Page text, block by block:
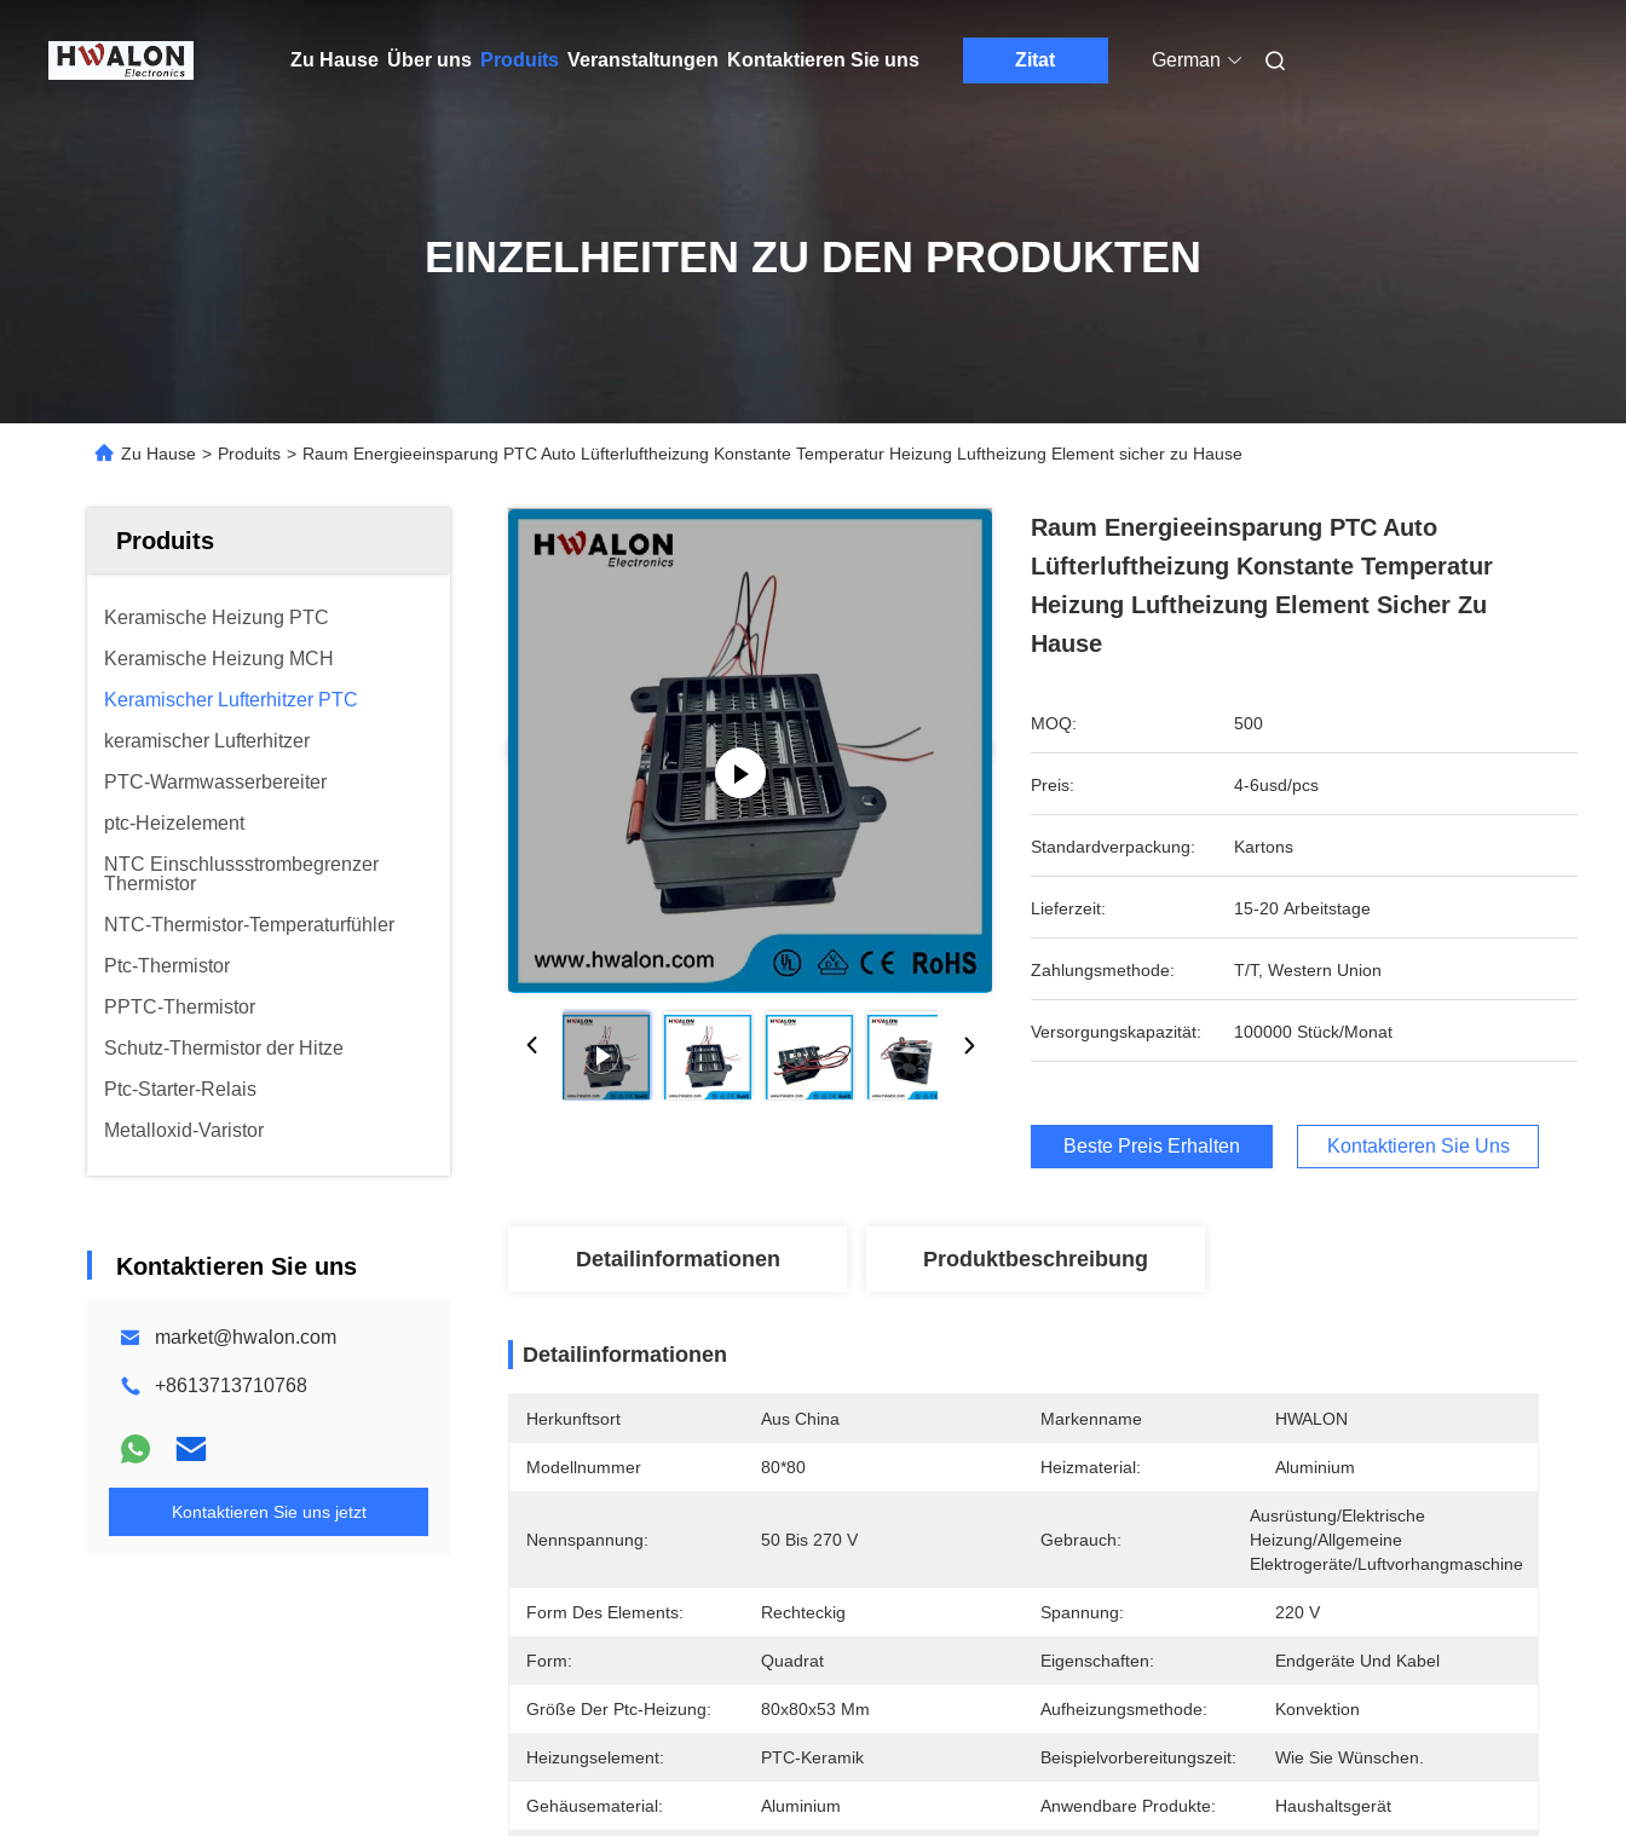
Zu Hause Über uns Produits Veranstaltungen Kontaktieren Sie uns Zitat German
EINZELHEITEN ZU DEN PRODUKTEN
Zu Hause > Produits > Raum Energieeinsparung PTC Auto Lüfterluftheizung Konstante Temperatur Heizung Luftheizung Element sicher zu Hause
Produits
Keramische Heizung PTC
Keramische Heizung MCH
Keramischer Lufterhitzer PTC
keramischer Lufterhitzer
PTC-Warmwasserbereiter
ptc-Heizelement
NTC Einschlussstrombegrenzer
Thermistor
NTC-Thermistor-Temperaturfühler
Ptc-Thermistor
PPTC-Thermistor
Schutz-Thermistor der Hitze
Ptc-Starter-Relais
Metalloxid-Varistor
Kontaktieren Sie uns
market@hwalon.com
+8613713710768
Kontaktieren Sie uns jetzt
Raum Energieeinsparung PTC Auto
Lüfterluftheizung Konstante Temperatur
Heizung Luftheizung Element Sicher Zu
Hause
MOQ: 500
Preis: 4-6usd/pcs
Standardverpackung: Kartons
Lieferzeit: 15-20 Arbeitstage
Zahlungsmethode: T/T, Western Union
Versorgungskapazität: 100000 Stück/Monat
Beste Preis Erhalten Kontaktieren Sie Uns
Detailinformationen Produktbeschreibung
Detailinformationen
Herkunftsort Aus China Markenname HWALON
Modellnummer 80*80 Heizmaterial: Aluminium
Nennspannung: 50 Bis 270 V Gebrauch:
Ausrüstung/Elektrische
Heizung/Allgemeine
Elektrogeräte/Luftvorhangmaschine
Form Des Elements: Rechteckig Spannung: 220 V
Form: Quadrat Eigenschaften: Endgeräte Und Kabel
Größe Der Ptc-Heizung: 80x80x53 Mm Aufheizungsmethode: Konvektion
Heizungselement: PTC-Keramik Beispielvorbereitungszeit: Wie Sie Wünschen.
Gehäusematerial: Aluminium Anwendbare Produkte: Haushaltsgerät